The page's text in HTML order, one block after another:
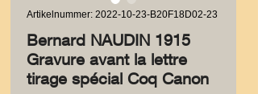
Artikelnummer: 2022-10-23-B20F18D02-23
Bernard NAUDIN 1915
Gravure avant la lettre
tirage spécial Coq Canon